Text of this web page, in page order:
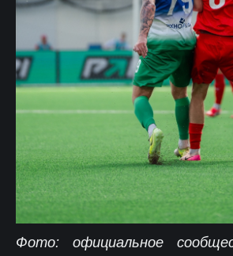
Фото: официальное